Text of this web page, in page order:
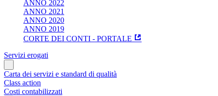
ANNO 2022
ANNO 2021
ANNO 2020
ANNO 2019
CORTE DEI CONTI - PORTALE
Servizi erogati
Carta dei servizi e standard di qualità
Class action
Costi contabilizzati